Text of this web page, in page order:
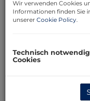
als unseren Gast im
freundlichen
Wir verwenden Cookies
Informationen finden Sie
unserer Cookie Policy.
Technisch
Cookies